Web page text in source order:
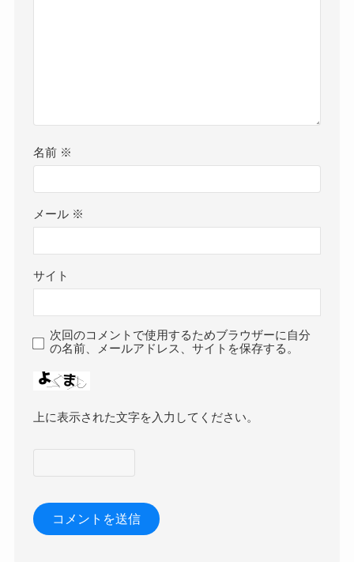
名前 ※
メール ※
サイト
次回のコメントで使用するためブラウザーに自分
の名前、メールアドレス、サイトを保存する。
上に表示された文字を入力してください。